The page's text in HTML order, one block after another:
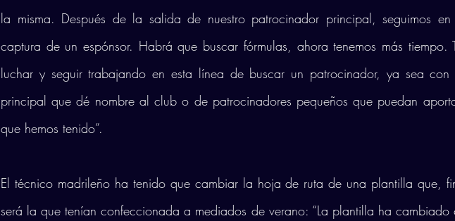
la misma. Después de la salida de nuestro patrocinador principal, seguimos
captura de un espónsor. Habrá que buscar fórmulas, ahora tenemos más tiempo.
luchar y seguir trabajando en esta línea de buscar un patrocinador, ya sea con
principal que dé nombre al club o de patrocinadores pequeños que puedan
que hemos tenido”.
El técnico madrileño ha tenido que cambiar la hoja de ruta de una plantilla que,
será la que tenían confeccionada a mediados de verano: “La plantilla ha cambiado